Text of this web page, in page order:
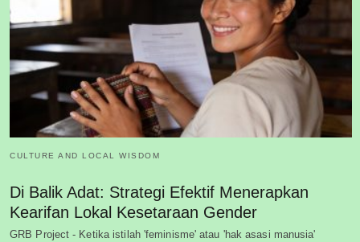
CULTURE AND LOCAL WISDOM
Di Balik Adat: Strategi Efektif Menerapkan
Kearifan Lokal Kesetaraan Gender
GRB Project - Ketika istilah 'feminisme' atau 'hak asasi manusia'